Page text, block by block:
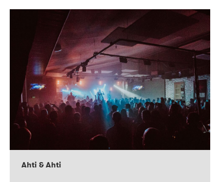
CONCERTS
11-2018 Folkelarm
Ahti & Ahti